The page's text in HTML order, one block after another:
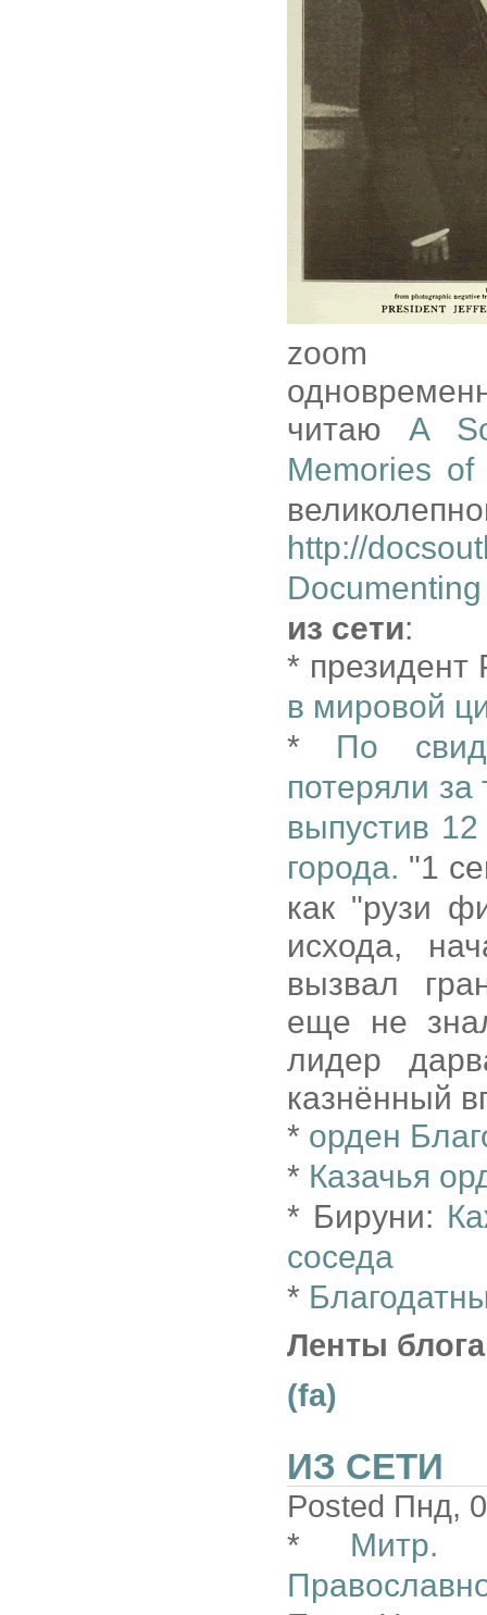
zoom
читаюA
Memories
http://
из сети:
* президент
в мировой
* По
потеряли
выпустив
города. "1
как "рузи
исхода,
вызвал
еще не
лидер
казнённый
* орден
* Казачья
* Бируни:
соседа
*
Ленты
(fa)
ИЗ СЕТИ
Posted Пнд,
* Митр.